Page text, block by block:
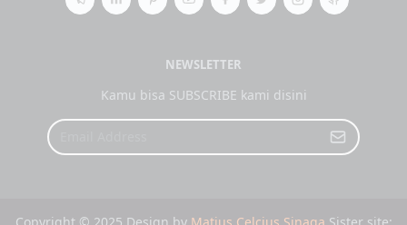
NEWSLETTER
Kamu bisa SUBSCRIBE kami disini